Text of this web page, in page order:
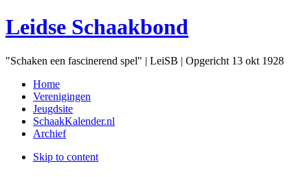
Leidse Schaakbond
"Schaken een fascinerend spel" | LeiSB | Opgericht 13 okt 1928
Home
Verenigingen
Jeugdsite
SchaakKalender.nl
Archief
Skip to content